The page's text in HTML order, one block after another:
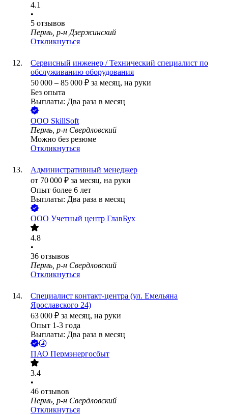
4.1
•
5 отзывов
Пермь, р-н Дзержинский
Откликнуться
Сервисный инженер / Технический специалист по
обслуживанию оборудования
50 000 – 85 000 ₽ за месяц, на руки
Без опыта
Выплаты: Два раза в месяц
ООО SkillSoft
Пермь, р-н Свердловский
Можно без резюме
Откликнуться
Административный менеджер
от 70 000 ₽ за месяц, на руки
Опыт более 6 лет
Выплаты: Два раза в месяц
ООО Учетный центр ГлавБух
4.8
•
36 отзывов
Пермь, р-н Свердловский
Откликнуться
Специалист контакт-центра (ул. Емельяна
Ярославского 24)
63 000 ₽ за месяц, на руки
Опыт 1-3 года
Выплаты: Два раза в месяц
ПАО Пермэнергосбыт
3.4
•
46 отзывов
Пермь, р-н Свердловский
Откликнуться